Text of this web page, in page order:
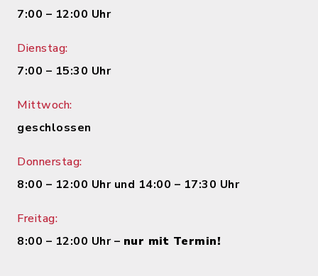
7:00 – 12:00 Uhr
Dienstag:
7:00 – 15:30 Uhr
Mittwoch:
geschlossen
Donnerstag:
8:00 – 12:00 Uhr und 14:00 – 17:30 Uhr
Freitag:
8:00 – 12:00 Uhr – nur mit Termin!